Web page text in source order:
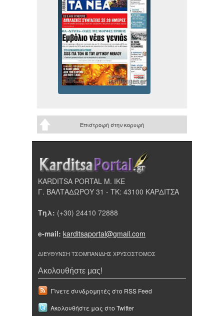
Επιστροφή στην κορυφή
KARDITSA PORTAL Μ. ΙΚΕ
Γ. ΒΑΛΤΑΔΩΡΟΥ 31 - ΤΚ: 43100 ΚΑΡΔΙΤΣΑ
Τηλ: (+30) 24410 72888
e-mail: karditsaportal@gmail.com
ΔΙΕΥΘΥΝΣΗ ΤΣΟΜΠΑΝΙΔΗΣ ΧΡΥΣΟΣΤΟΜΟΣ
Ακολουθήστε μας!
Γίνετε συνδρομητές στο RSS Feed
Ακολουθήστε μας στο Twitter